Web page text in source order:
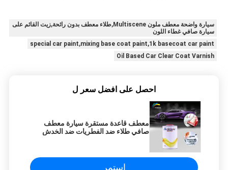
سيارة واضحة معطف ملون Multiscene,طلاء معطف بدون رائحة,زيت القائم على
سيارة صافي غطاء اللون
special car paint,mixing base coat paint,1k basecoat car paint
Oil Based Car Clear Coat Varnish
احصل على افضل سعر ل
معطف قاعدة مستقرة سيارة معطف
صافي طلاء ضد الفطريات ضد الخدش
استمر